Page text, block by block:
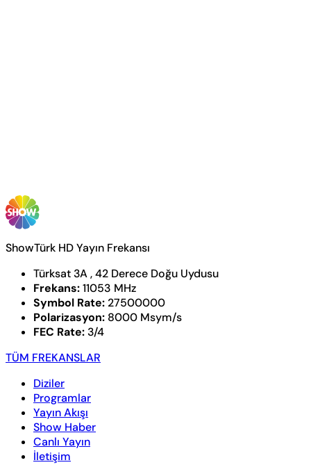
ShowTürk HD Yayın Frekansı
Türksat 3A , 42 Derece Doğu Uydusu
Frekans:11053 MHz
Symbol Rate: 27500000
Polarizasyon: 8000 Msym/s
FEC Rate: 3/4
TÜM FREKANSLAR
Diziler
Programlar
Yayın Akışı
Show Haber
Canlı Yayın
İletişim